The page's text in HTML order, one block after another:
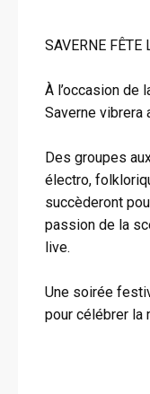
SAVERNE FÊTE
À l’occasion de
Saverne vibrera
Des groupes
électro,
succèderont
passion de la
live.
Une soirée
pour célébrer la